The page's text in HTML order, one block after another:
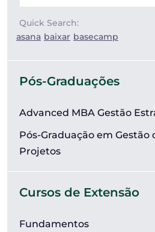
Quick Search:
asana baixar basecamp
Pós-Graduações
Advanced MBA Gestão
Pós-Graduação em Gestão
Projetos
Cursos de Extensão
Fundamentos